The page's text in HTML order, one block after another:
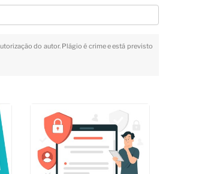
do autor. Plágio é crime e está previsto